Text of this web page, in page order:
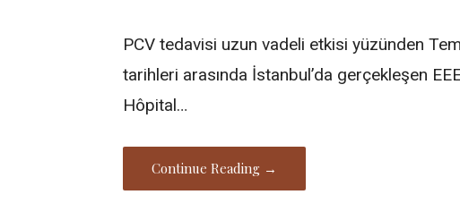
PCV tedavisi uzun vadeli etkisi yüzünden
tarihleri arasında İstanbul’da gerçekleşen
Hôpital…
Continue Reading →